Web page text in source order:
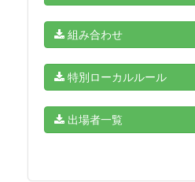
組み合わせ
特別ローカルルール
出場者一覧